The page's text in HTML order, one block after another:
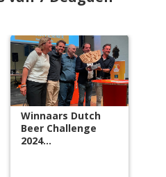
Winnaars Dutch
Beer Challenge
2024